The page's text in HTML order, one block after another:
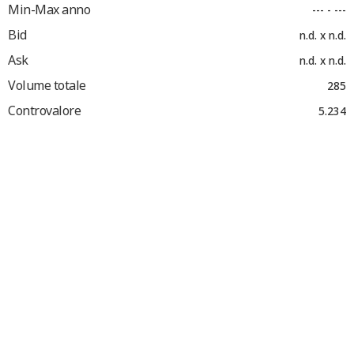
Min-Max anno --- - ---
Bid n.d. x n.d.
Ask n.d. x n.d.
Volume totale 285
Controvalore 5.234